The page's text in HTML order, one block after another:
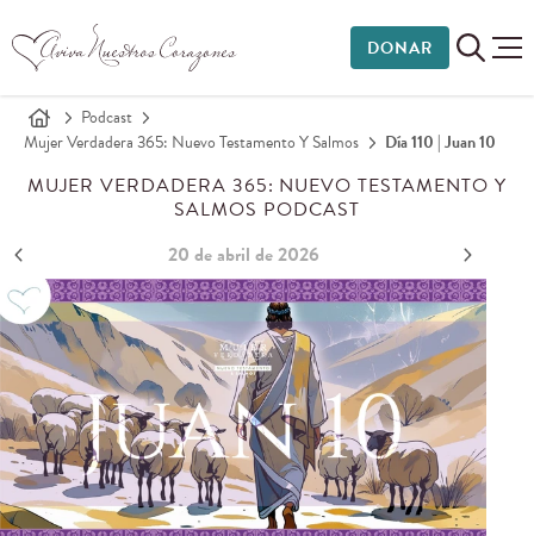
DONAR
Podcast
Mujer Verdadera 365: Nuevo Testamento Y Salmos
Día 110 | Juan 10
MUJER VERDADERA 365: NUEVO TESTAMENTO Y
SALMOS PODCAST
20 de abril de 2026